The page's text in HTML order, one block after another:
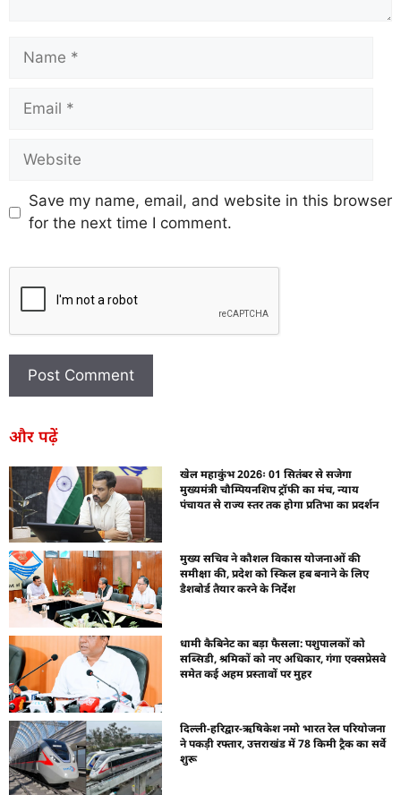
Save my name, email, and website in this browser
for the next time I comment.
और पढ़ें
खेल महाकुंभ 2026ः 01 सितंबर से सजेगा
मुख्यमंत्री चौम्पियनशिप ट्रॉफी का मंच, न्याय
पंचायत से राज्य स्तर तक होगा प्रतिभा का प्रदर्शन
मुख्य सचिव ने कौशल विकास योजनाओं की
समीक्षा की, प्रदेश को स्किल हब बनाने के लिए
डैशबोर्ड तैयार करने के निर्देश
धामी कैबिनेट का बड़ा फैसला: पशुपालकों को
सब्सिडी, श्रमिकों को नए अधिकार, गंगा एक्सप्रेसवे
समेत कई अहम प्रस्तावों पर मुहर
दिल्ली-हरिद्वार-ऋषिकेश नमो भारत रेल परियोजना
ने पकड़ी रफ्तार, उत्तराखंड में 78 किमी ट्रैक का सर्वे
शुरू